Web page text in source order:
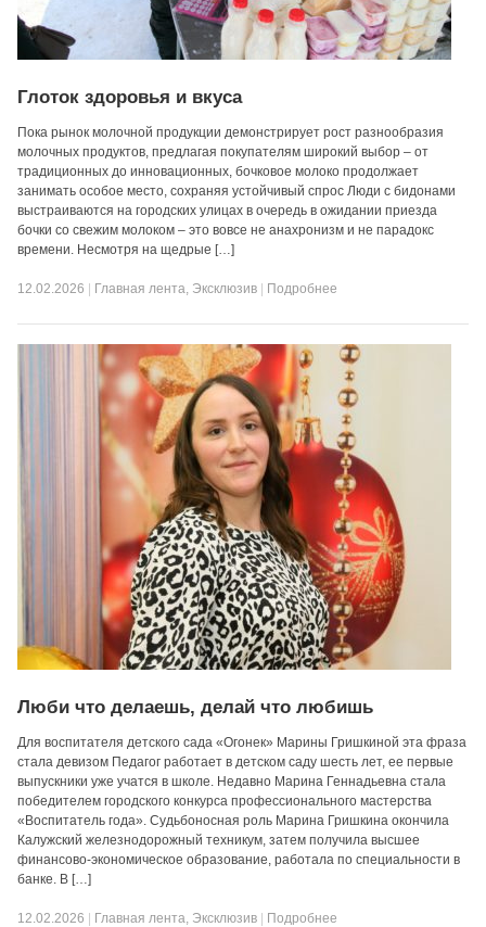
Глоток здоровья и вкуса
Пока рынок молочной продукции демонстрирует рост разнообразия
молочных продуктов, предлагая покупателям широкий выбор – от
традиционных до инновационных, бочковое молоко продолжает
занимать особое место, сохраняя устойчивый спрос Люди с бидонами
выстраиваются на городских улицах в очередь в ожидании приезда
бочки со свежим молоком – это вовсе не анахронизм и не парадокс
времени. Несмотря на щедрые […]
12.02.2026 Главная лента, Эксклюзив Подробнее
Люби что делаешь, делай что любишь
Для воспитателя детского сада «Огонек» Марины Гришкиной эта фраза
стала девизом Педагог работает в детском саду шесть лет, ее первые
выпускники уже учатся в школе. Недавно Марина Геннадьевна стала
победителем городского конкурса профессионального мастерства
«Воспитатель года». Судьбоносная роль Марина Гришкина окончила
Калужский железнодорожный техникум, затем получила высшее
финансово-экономическое образование, работала по специальности в
банке. В […]
12.02.2026 Главная лента, Эксклюзив Подробнее